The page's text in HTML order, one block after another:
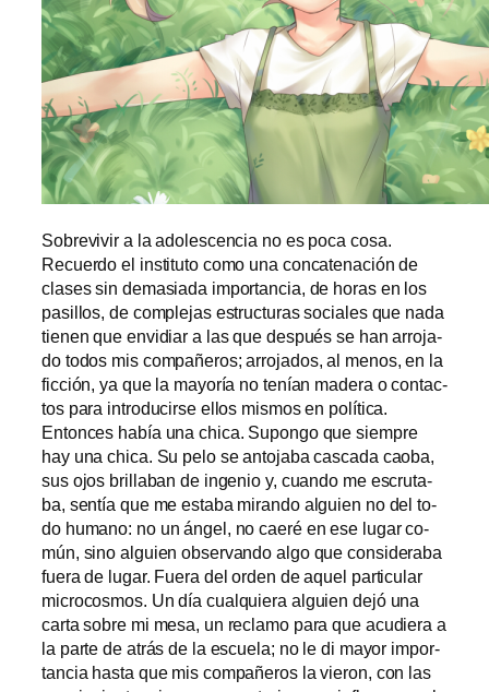
Sobrevivir a la ado­les­cen­cia no es po­ca co­sa.
Recuerdo el ins­ti­tu­to co­mo una con­ca­te­na­ción de
cla­ses sin de­ma­sia­da im­por­tan­cia, de ho­ras en los
pa­si­llos, de com­ple­jas es­truc­tu­ras so­cia­les que na­da
tie­nen que en­vi­diar a las que des­pués se han arro­ja­
do to­dos mis com­pa­ñe­ros; arro­ja­dos, al me­nos, en la
fic­ción, ya que la ma­yo­ría no te­nían ma­de­ra o con­tac­
tos pa­ra in­tro­du­cir­se ellos mis­mos en po­lí­ti­ca.
Entonces ha­bía una chi­ca. Supongo que siem­pre
hay una chi­ca. Su pe­lo se an­to­ja­ba cas­ca­da cao­ba,
sus ojos bri­lla­ban de in­ge­nio y, cuan­do me es­cru­ta­
ba, sen­tía que me es­ta­ba mi­ran­do al­guien no del to­
do hu­mano: no un án­gel, no cae­ré en ese lu­gar co­
mún, sino al­guien ob­ser­van­do al­go que con­si­de­ra­ba
fue­ra de lu­gar. Fuera del or­den de aquel par­ti­cu­lar
mi­cro­cos­mos. Un día cual­quie­ra al­guien de­jó una
car­ta so­bre mi me­sa, un re­cla­mo pa­ra que acu­die­ra a
la par­te de atrás de la es­cue­la; no le di ma­yor im­por­
tan­cia has­ta que mis com­pa­ñe­ros la vie­ron, con las